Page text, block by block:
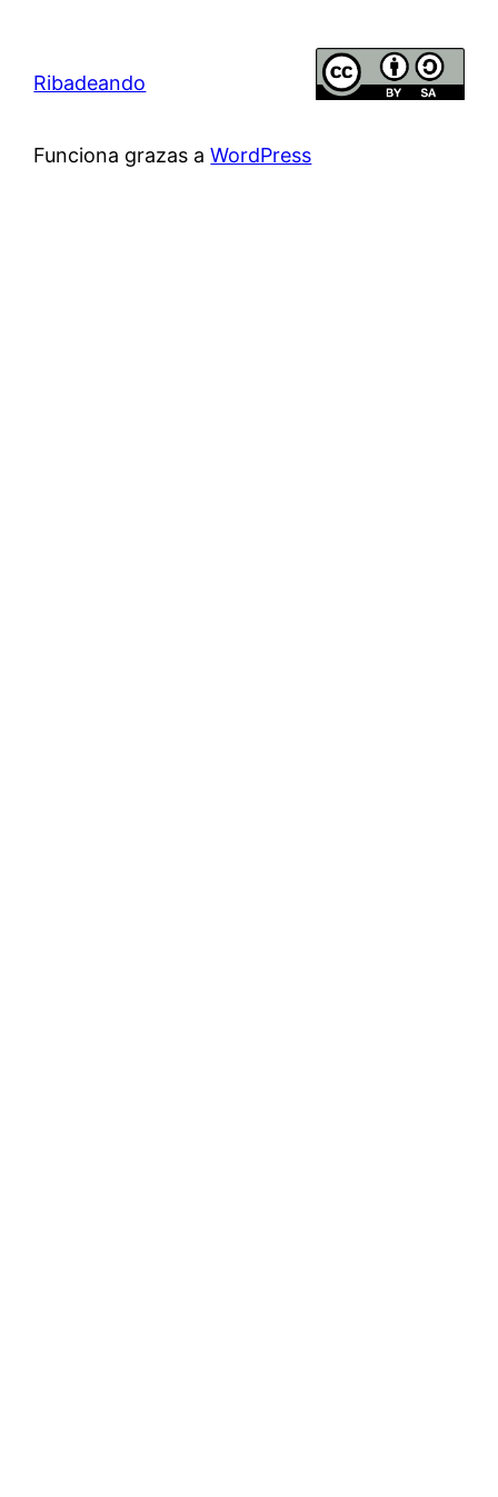
Ribadeando
Funciona grazas aWordPress